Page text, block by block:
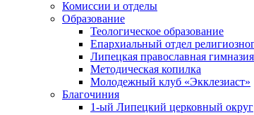
Комиссии и отделы
Образование
Теологическое образование
Епархиальный отдел
Липецкая православная
Методическая копилка
Молодежный клуб «Экклезиаст»
Благочиния
1-ый Липецкий церковный округ